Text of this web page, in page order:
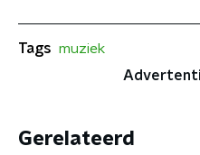
Tags muziek
Gerelateerd